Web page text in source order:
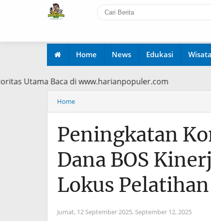
Home News Edukasi Wisata
Prioritas Utama Baca di www.harianpopuler.com
Home
Peningkatan
Dana BOS
Lokus Pelatihan
Jumat, 12 September 2025, September 12, 2025